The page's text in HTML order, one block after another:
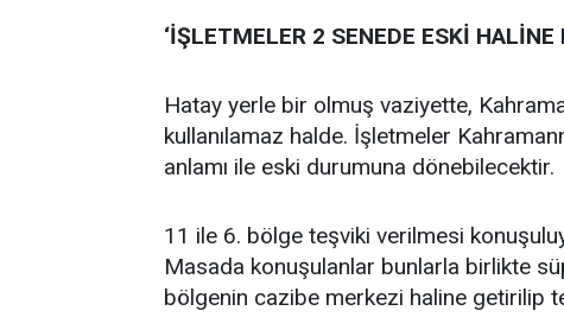
‘İŞLETMELER 2 SENEDE ESKİ HALİNE
Hatay yerle bir olmuş vaziyette,
kullanılamaz halde. İşletmeler
anlamı ile eski durumuna dönebilecektir.
11 ile 6. bölge teşviki verilmesi
Masada konuşulanlar bunlarla birlikte
bölgenin cazibe merkezi haline getirilip